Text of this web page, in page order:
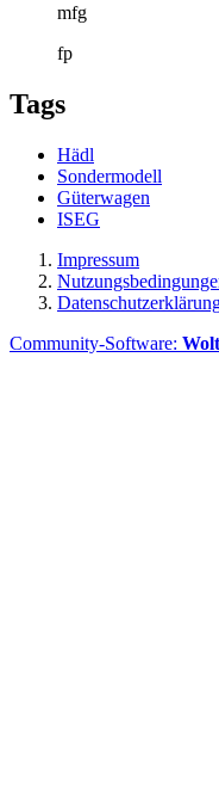
mfg
fp
Tags
Hädl
Sondermodell
Güterwagen
ISEG
Impressum
Community-Software: